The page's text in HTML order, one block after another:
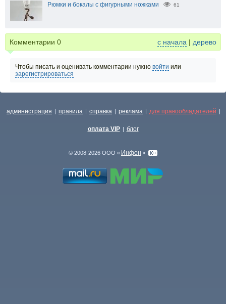
Рюмки и бокалы с фигурными ножками 61
Комментарии 0 с начала | дерево
Чтобы писать и оценивать комментарии нужно войти или
зарегистрироваться
администрация | правила | справка | реклама | для правообладателей |
оплата VIP | блог
© 2008-2026 ООО « Инфон »